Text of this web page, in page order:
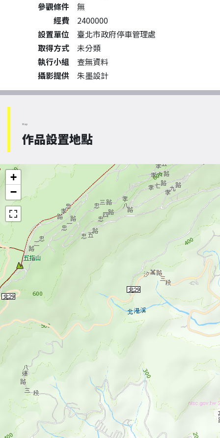
參觀條件
無
經費
2400000
設置單位
臺北市政府停車管理處
取得方式
未分類
執行小組
查無資料
攝影提供
朱墨設計
Map
作品設置地點
+
−